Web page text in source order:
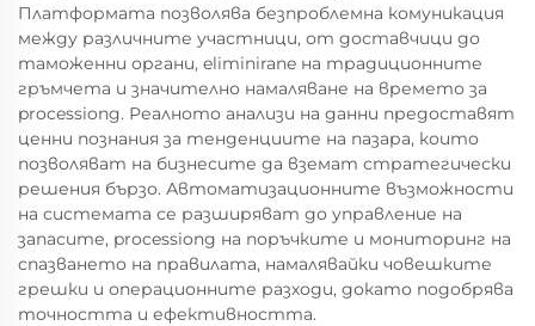
Платформата позволява безпроблемна комуникация
между различните участници, от доставчици до
таможенни органи, eliminirane на традиционните
гръмчета и значително намаляване на времето за
processiong. Реалното анализи на данни предоставят
ценни познания за тенденциите на пазара, които
позволяват на бизнесите да вземат стратегически
решения бързо. Автоматизационните възможности
на системата се разширяват до управление на
запасите, processiong на поръчките и мониторинг на
спазването на правилата, намалявайки човешките
грешки и операционните разходи, докато подобрява
точността и ефективността.